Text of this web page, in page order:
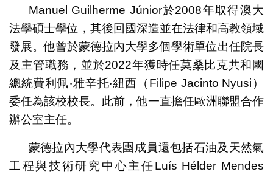
Manuel Guilherme Júnior於2008年取得澳大
法學碩士學位，其後回國深造並在法律和高教領域
發展。他曾於蒙德拉內大學多個學術單位出任院長
及主管職務，並於2022年獲時任莫桑比克共和國
總統費利佩‧雅辛托‧紐西（Filipe Jacinto Nyusi）
委任為該校校長。此前，他一直擔任歐洲聯盟合作
辦公室主任。
蒙德拉內大學代表團成員還包括石油及天然氣
工程與技術研究中心主任Luís Hélder Mendes